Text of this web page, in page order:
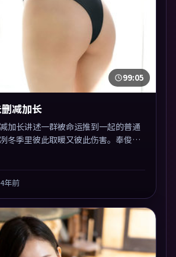
99:05
减加长
加长讲述一群被命运推到一起的普通
冬季里彼此取暖又彼此伤害。奉俊昊
讨信任与背叛，映后讨论度颇高。片
关于“选择”的主题余音绕梁。
4年前